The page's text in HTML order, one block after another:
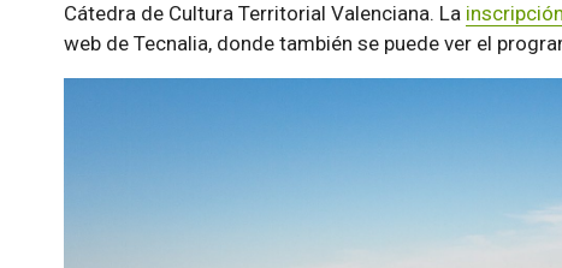
Cátedra de Cultura Territorial Valenciana. La inscripción
web de Tecnalia, donde también se puede ver el